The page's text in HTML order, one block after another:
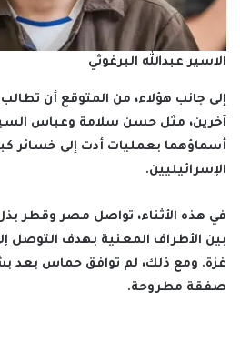
الاسير عبدالله البرغوثي
إلى جانب هؤلاء، من المتوقع أن
آخرين، مثل حسن سلامة وعباس
أسماؤهما بعمليات أدت إلى خسائر
الإسرائيليين.
في هذه الأثناء، تواصل مصر وقطر
بين الأطراف المعنية بهدف التوصل
غزة. ومع ذلك، لم توافق حماس بعد
صفقة مطروحة.